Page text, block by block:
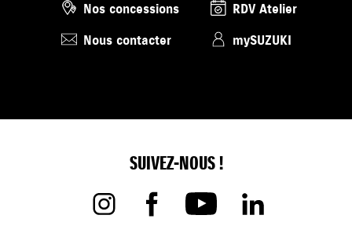
Nos concessions
Nous contacter
RDV Atelier
mySUZUKI
SUIVEZ-NOUS !